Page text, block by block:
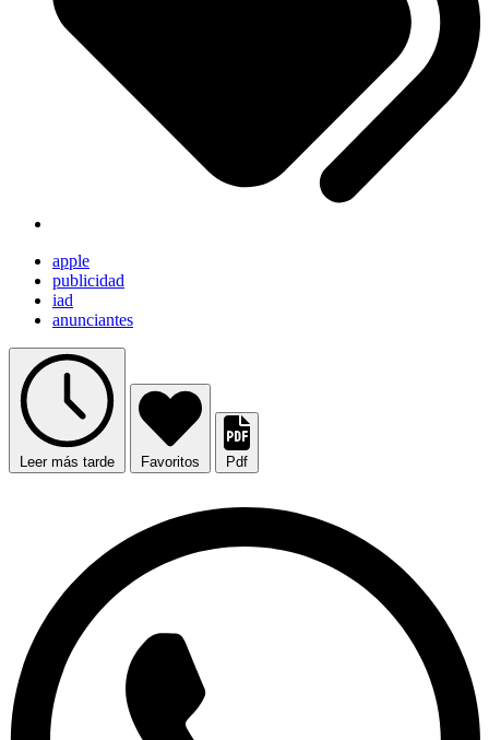
apple
publicidad
iad
anunciantes
Leer más tarde Favoritos Pdf